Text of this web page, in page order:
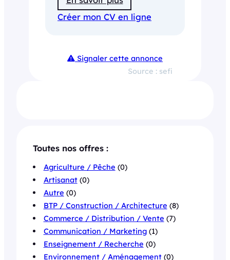
Créer mon CV en ligne
Signaler cette annonce
Source : sefi
Toutes nos offres :
Agriculture / Pêche (0)
Artisanat(0)
Autre (0)
BTP / Construction / Architecture (8)
Commerce / Distribution / Vente (7)
Communication / Marketing(1)
Enseignement / Recherche (0)
Environnement / Aménagement(0)